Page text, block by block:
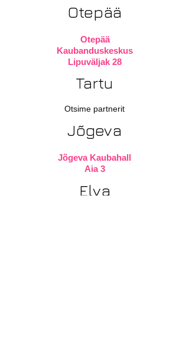
Otepää
Otepää
Kaubanduskeskus
Lipuväljak 28
Tartu
Otsime partnerit
Jõgeva
Jõgeva Kaubahall
Aia 3
Elva